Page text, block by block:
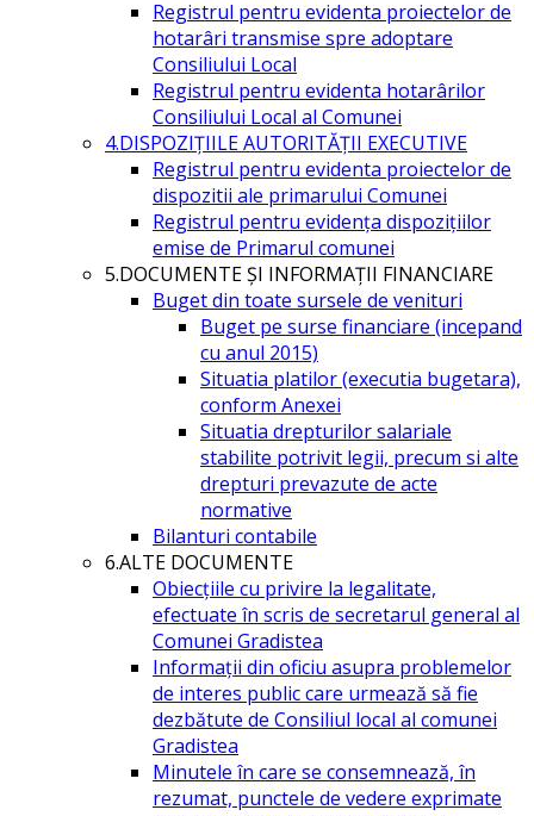
Registrul pentru evidenta proiectelor de
hotarâri transmise spre adoptare
Consiliului Local
Registrul pentru evidenta hotarârilor
Consiliului Local al Comunei
4.DISPOZIŢIILE AUTORITĂŢII EXECUTIVE
Registrul pentru evidenta proiectelor de
dispozitii ale primarului Comunei
Registrul pentru evidența dispozițiilor
emise de Primarul comunei
5.DOCUMENTE ŞI INFORMAŢII FINANCIARE
Buget din toate sursele de venituri
Buget pe surse financiare (incepand
cu anul 2015)
Situatia platilor (executia bugetara),
conform Anexei
Situatia drepturilor salariale
stabilite potrivit legii, precum si alte
drepturi prevazute de acte
normative
Bilanturi contabile
6.ALTE DOCUMENTE
Obiecțiile cu privire la legalitate,
efectuate în scris de secretarul general al
Comunei Gradistea
Informații din oficiu asupra problemelor
de interes public care urmează să fie
dezbătute de Consiliul local al comunei
Gradistea
Minutele în care se consemnează, în
rezumat, punctele de vedere exprimate